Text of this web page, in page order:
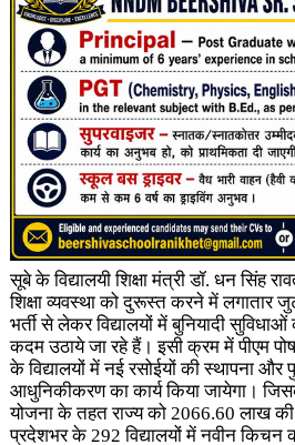
सूबे के विद्यालयी शिक्षा मंत्री डॉ. धन सिंह
शिक्षा व्यवस्था को दुरूस्त करने में लगातार
भर्ती से लेकर विद्यालयों में बुनियादी
कदम उठाये जा रहे हैं। इसी क्रम में पीएम
के विद्यालयों में नई रसोईयों की स्थापना और
आधुनिकीकरण का कार्य किया जायेगा।
योजना के तहत राज्य को 2066.60 लाख
प्रदेशभर के 292 विद्यालयों में नवीन किचन